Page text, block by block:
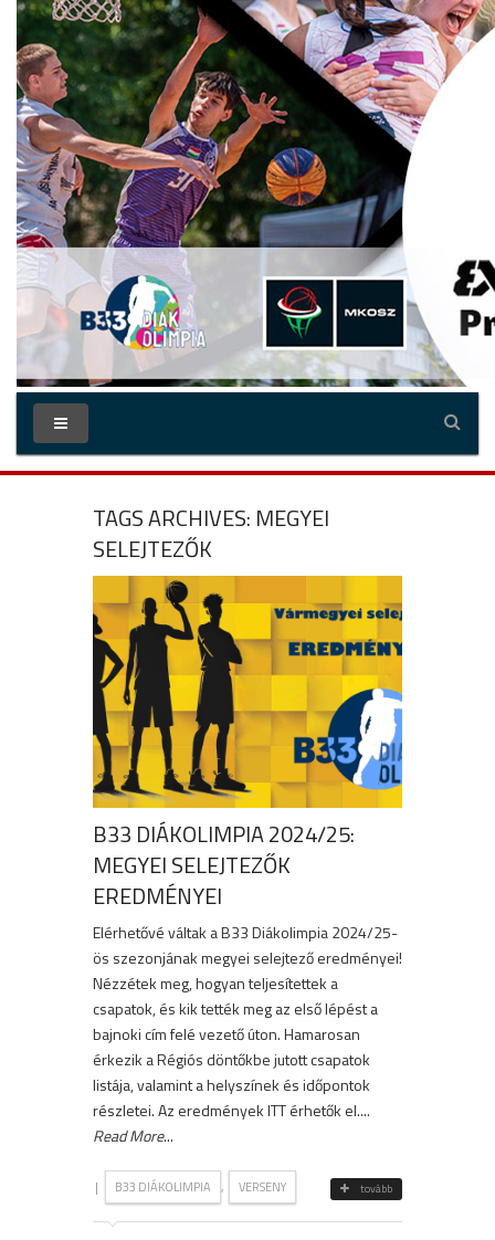
TAGS ARCHIVES: MEGYEI
SELEJTEZŐK
B33 DIÁKOLIMPIA 2024/25:
MEGYEI SELEJTEZŐK
EREDMÉNYEI
Elérhetővé váltak a B33 Diákolimpia 2024/25-
ös szezonjának megyei selejtező eredményei!
Nézzétek meg, hogyan teljesítettek a
csapatok, és kik tették meg az első lépést a
bajnoki cím felé vezető úton. Hamarosan
érkezik a Régiós döntőkbe jutott csapatok
listája, valamint a helyszínek és időpontok
részletei. Az eredmények ITT érhetők el....
Read More...
| B33 DIÁKOLIMPIA , VERSENY tovább